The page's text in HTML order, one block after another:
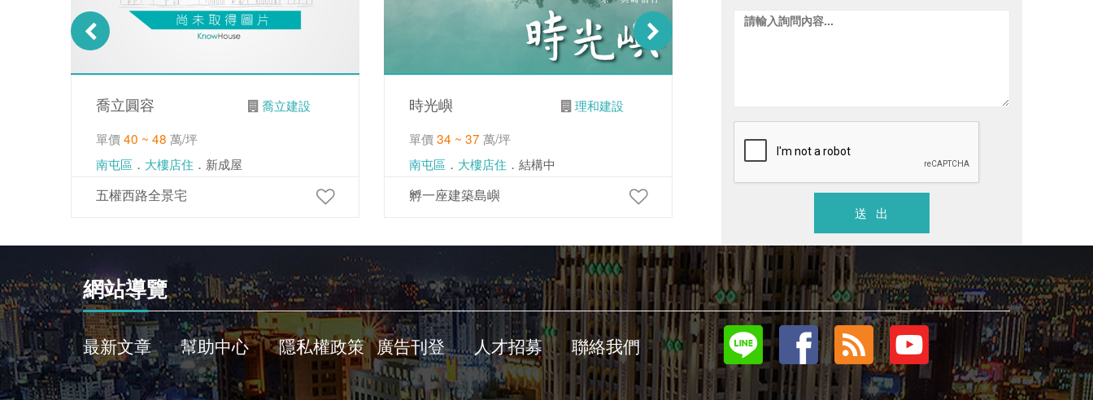
喬立圓容
喬立建設
單價40 ~ 48 萬/坪
南屯區 ． 大樓店住 ．新成屋
五權西路全景宅
時光嶼
理和建設
單價34 ~ 37 萬/坪
南屯區 ． 大樓店住 ．結構中
孵一座建築島嶼
總價2500 ~ 3500
南屯區．
五期精華生活特區
送 出
網站導覽
最新文章 幫助中心 隱私權政策 廣告刊登 人才招募 聯絡我們